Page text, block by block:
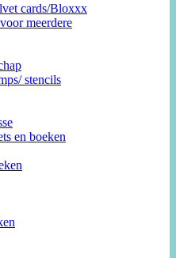
cards/Bloxxx
meerdere
stencils
en boeken